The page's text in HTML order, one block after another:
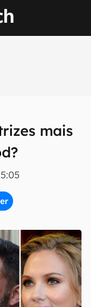
mais
primeira
Termos de